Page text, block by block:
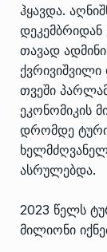
ჰყავდა.
დეკემბრიდან
თავად
ქვრივიშვილი
თვეში
ეკონომიკის
დრომდე
ასრულებდა.
2023 წელს
მილიონი